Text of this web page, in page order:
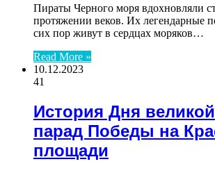
Пираты Черного моря вдохновляли
протяжении веков. Их легендарные
сих пор живут в сердцах моряков…
Read More »
10.12.2023
41
История Дня
парад Победы на
площади